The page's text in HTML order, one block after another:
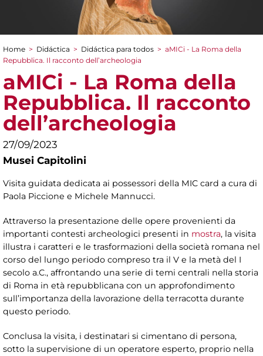
You are here
Home > Didáctica > Didáctica para todos > aMICi - La Roma della
Repubblica. Il racconto dell’archeologia
aMICi - La Roma della
Repubblica. Il racconto
dell’archeologia
27/09/2023
Musei Capitolini
Visita guidata dedicata ai possessori della MIC card a cura di
Paola Piccione e Michele Mannucci.
Attraverso la presentazione delle opere provenienti da
importanti contesti archeologici presenti in mostra, la visita
illustra i caratteri e le trasformazioni della società romana nel
corso del lungo periodo compreso tra il V e la metà del I
secolo a.C., affrontando una serie di temi centrali nella storia
di Roma in età repubblicana con un approfondimento
sull’importanza della lavorazione della terracotta durante
questo periodo.
Conclusa la visita, i destinatari si cimentano di persona,
sotto la supervisione di un operatore esperto, proprio nella